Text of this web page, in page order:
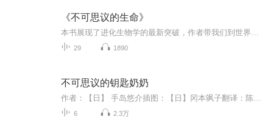
《不可思议的生命》
29 1890
不可思议的钥匙奶奶
6 2.3万